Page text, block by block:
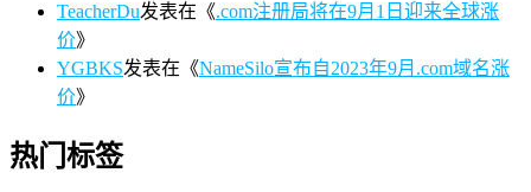
TeacherDu发表在《.com注册局将在9月1日迎来全球涨
价》
YGBKS发表在《NameSilo宣布自2023年9月.com域名涨
价》
热门标签